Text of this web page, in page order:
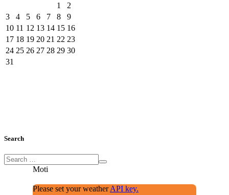
1
2
3
4 5 6 7 8
9
10 11 12 13 14 15 16
17 18 19 20 21 22 23
24 25 26 27 28 29 30
31
Search
Moti
Please set your weatherAPI key.